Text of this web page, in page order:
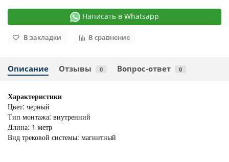
Написать в Whatsapp
В закладки В сравнение
Описание Отзывы 0 Вопрос-ответ 0
Характеристики
Цвет: черный
Тип монтажа: внутренний
Длина: 1 метр
Вид трековой системы: магнитный